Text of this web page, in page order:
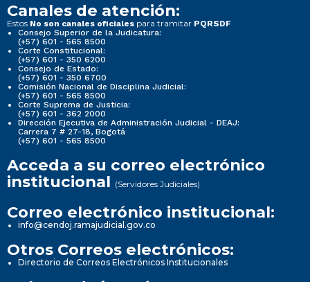
Canales de atención:
Estos No son canales oficiales para tramitar PQRSDF
Consejo Superior de la Judicatura:
(+57) 601 - 565 8500
Corte Constitucional:
(+57) 601 - 350 6200
Consejo de Estado:
(+57) 601 - 350 6700
Comisión Nacional de Disciplina Judicial:
(+57) 601 - 565 8500
Corte Suprema de Justicia:
(+57) 601 - 362 2000
Dirección Ejecutiva de Administración Judicial - DEAJ:
Carrera 7 # 27-18, Bogotá
(+57) 601 - 565 8500
Acceda a su correo electrónico
institucional (Servidores Judiciales)
Correo electrónico institucional:
info@cendoj.ramajudicial.gov.co
Otros Correos electrónicos:
Directorio de Correos Electrónicos Institucionales